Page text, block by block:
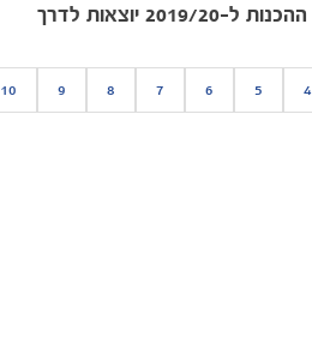
ההכנות ל-2019/20 יוצאות לדרך
4
5
6
7
8
9
10